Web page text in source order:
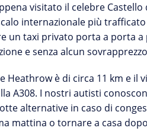
visitato il celebre
internazionale più
un taxi privato porta a porta a
e senza alcun
Heathrow è di circa 11 km e il
A308. I nostri autisti
alternative in caso di
mattina o tornare a casa